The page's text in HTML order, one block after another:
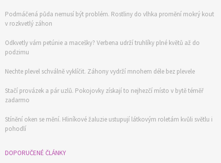
Podmáčená půda nemusí být problém. Rostliny do vlhka promění mokrý kout
v rozkvetlý záhon
Odkvetly vám petúnie a macešky? Verbena udrží truhlíky plné květů až do
podzimu
Nechte plevel schválně vyklíčit. Záhony vydrží mnohem déle bez plevele
Stačí provázek a pár uzlů. Pokojovky získají to nejhezčí místo v bytě téměř
zadarmo
Stínění oken se mění. Hliníkové žaluzie ustupují látkovým roletám kvůli světlu i
pohodlí
DOPORUČENÉ ČLÁNKY